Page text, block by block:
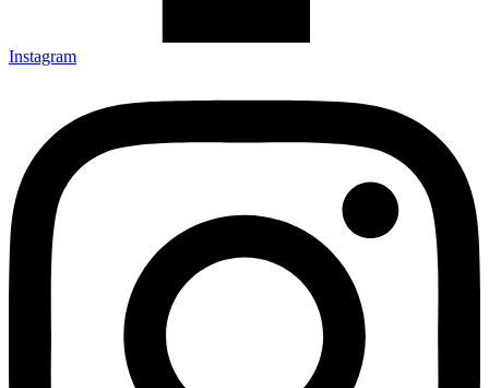
Instagram